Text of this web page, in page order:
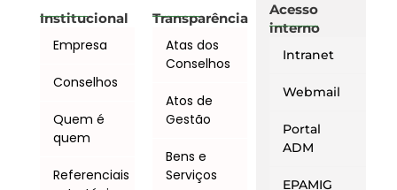
Institucional
Empresa
Conselhos
Quem é
quem
Referenciais
Transparência
Atas dos
Conselhos
Atos de
Gestão
Bens e
Serviços
Acesso
interno
Intranet
Webmail
Portal
ADM
EPAMIG